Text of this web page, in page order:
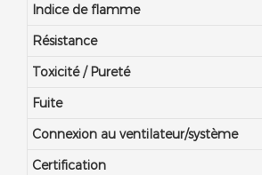
Indice de flamme
Résistance
Toxicité / Pureté
Fuite
Connexion au ventilateur/système
Certification